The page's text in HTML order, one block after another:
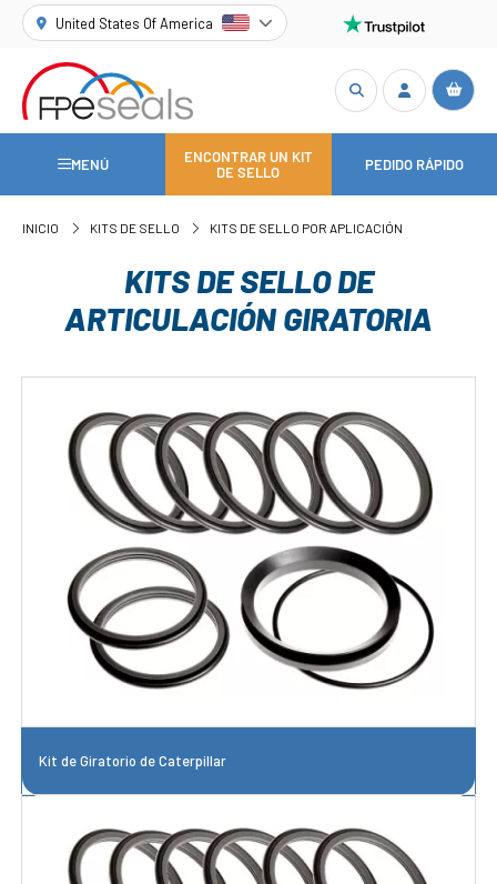
United States Of America
MENÚ
ENCONTRAR UN KIT
DE SELLO
PEDIDO RÁPIDO
INICIO KITS DE SELLO KITS DE SELLO POR APLICACIÓN
KITS DE SELLO DE
ARTICULACIÓN GIRATORIA
Kit de Giratorio de Caterpillar